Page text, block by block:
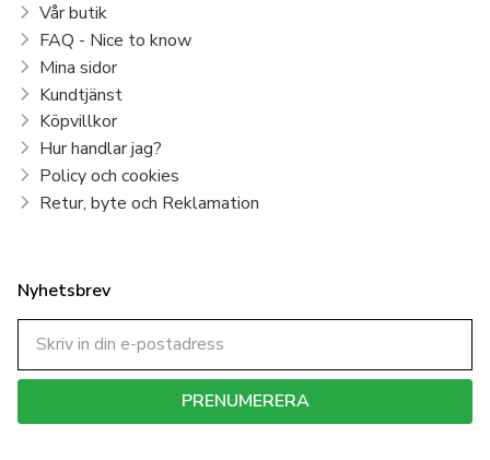
Vår butik
FAQ - Nice to know
Mina sidor
Kundtjänst
Köpvillkor
Hur handlar jag?
Policy och cookies
Retur, byte och Reklamation
Nyhetsbrev
PRENUMERERA